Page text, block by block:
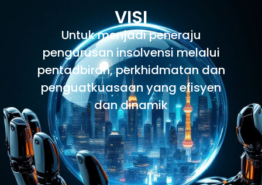
VISI
Untuk menjadi peneraju
pengurusan insolvensi melalui
pentadbiran, perkhidmatan dan
penguatkuasaan yang efisyen
dan dinamik